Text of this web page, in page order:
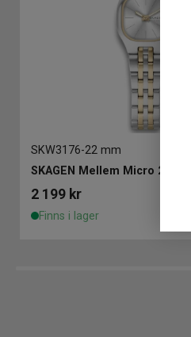
SKW3176-22 mm
SKAGEN Mellem Micro 22mm
2 199 kr
Finns i lager